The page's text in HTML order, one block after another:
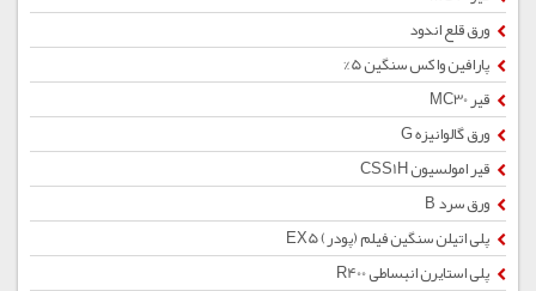
ورق قلع اندود
پارافین واکس سنگین 5%
قیر MC30
ورق گالوانیزه G
قیر امولسیون CSS1H
ورق سرد B
پلی اتیلن سنگین فیلم (پودر) EX5
پلی استایرن انبساطی R400